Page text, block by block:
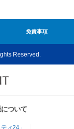
免責事項
Reserved.
ついて